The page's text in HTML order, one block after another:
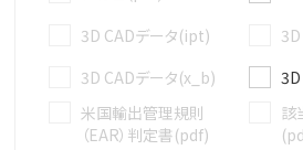
3D CADデータ(ipt)
3D CADデータ(x_b)
米国輸出管理規則
（EAR）判定書(pdf)
該